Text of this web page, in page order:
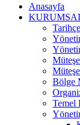
Anasayfa
Tarihçe
Bölge
Temel